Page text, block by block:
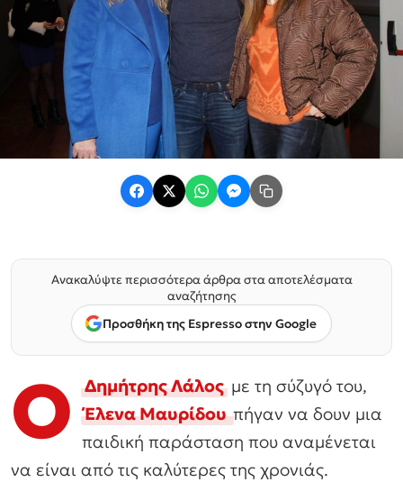
Ανακαλύψτε περισσότερα άρθρα στα αποτελέσματα
αναζήτησης
Προσθήκη της Espresso στην Google
Ο Δημήτρης Λάλοςμε τη σύζυγό του,
Έλενα Μαυρίδου πήγαν να δουν μια
παιδική παράσταση που αναμένεται
να είναι από τις καλύτερες της χρονιάς.